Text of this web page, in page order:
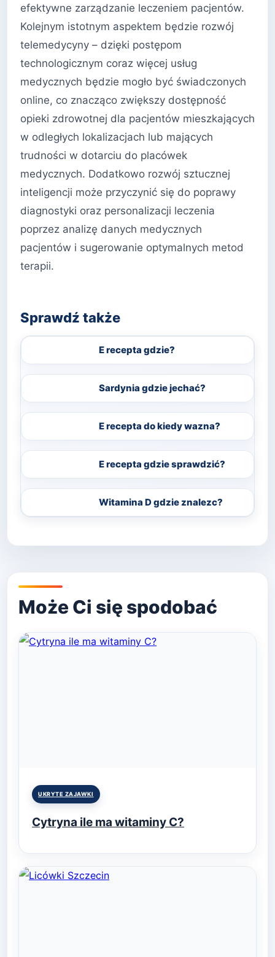
efektywne zarządzanie leczeniem pacjentów.
Kolejnym istotnym aspektem będzie rozwój
telemedycyny – dzięki postępom
technologicznym coraz więcej usług
medycznych będzie mogło być świadczonych
online, co znacząco zwiększy dostępność
opieki zdrowotnej dla pacjentów mieszkających
w odległych lokalizacjach lub mających
trudności w dotarciu do placówek
medycznych. Dodatkowo rozwój sztucznej
inteligencji może przyczynić się do poprawy
diagnostyki oraz personalizacji leczenia
poprzez analizę danych medycznych
pacjentów i sugerowanie optymalnych metod
terapii.
Sprawdź także
E recepta gdzie?
Sardynia gdzie jechać?
E recepta do kiedy wazna?
E recepta gdzie sprawdzić?
Witamina D gdzie znalezc?
Posted
UKRYTE ZAJAWKI
Cytryna ile ma witaminy C?